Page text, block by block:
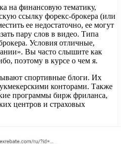
на финансовую тематику,
ссылку форекс-брокера (или
ее недостаточно, ее могут
пару слов в видео. Типа
Условия отличные,
Вы часто слышите как
поэтому в курсе о чем я.
спортивные блоги. Их
конторами. Также
программы бирж фриланса,
центров и страховых